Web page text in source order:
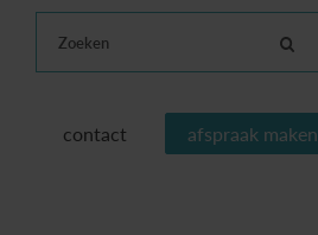
Zoeken
contact afspraak maken